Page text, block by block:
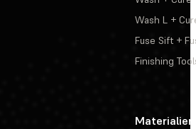
Wash L +
Fuse Sift +
Finishing
Materialien